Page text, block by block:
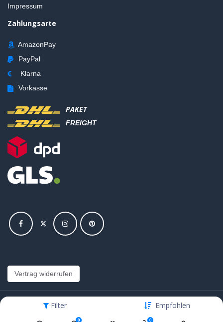
Filter Empfohlen
0 0
Impressum
Zahlungsarte
AmazonPay
PayPal
Klarna
Vorkasse
PAKET
FREIGHT
Vertrag widerrufen
Copyright © Hajus AG - Alle Rechte vorbehalten